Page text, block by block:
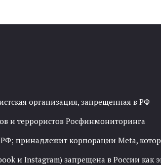
организация, запрещенная в РФ
и террористов Росфинмониторинга
принадлежит корпорации Meta,
и Instagram) запрещена в России как